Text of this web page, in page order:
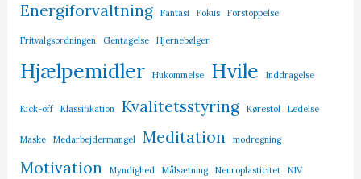
Energiforvaltning Fantasi Fokus Forstoppelse
Fritvalgsordningen Gentagelse Hjernebølger
Hjælpemidler Hukommelse Hvile Inddragelse
Kick-off Klassifikation Kvalitetsstyring Kørestol Ledelse
Maske Medarbejdermangel Meditation modregning
Motivation Myndighed Målsætning Neuroplasticitet NIV